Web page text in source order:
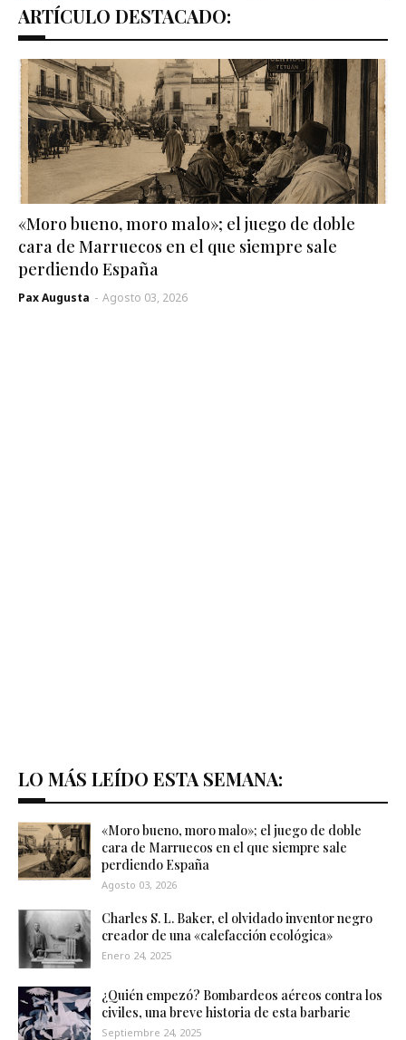
ARTÍCULO DESTACADO:
«Moro bueno, moro malo»; el juego de doble
cara de Marruecos en el que siempre sale
perdiendo España
Pax Augusta - Agosto 03, 2026
LO MÁS LEÍDO ESTA SEMANA:
«Moro bueno, moro malo»; el juego de doble
cara de Marruecos en el que siempre sale
perdiendo España
Agosto 03, 2026
Charles S. L. Baker, el olvidado inventor negro
creador de una «calefacción ecológica»
Enero 24, 2025
¿Quién empezó? Bombardeos aéreos contra los
civiles, una breve historia de esta barbarie
Septiembre 24, 2025